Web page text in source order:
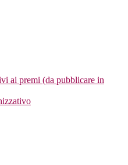
ai premi (da pubblicare in